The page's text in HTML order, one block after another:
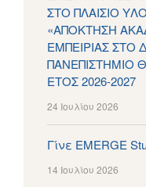
ΣΤΟ ΠΛΑΙΣΙΟ
«ΑΠΟΚΤΗΣΗ
ΕΜΠΕΙΡΙΑΣ ΣΤΟ
ΠΑΝΕΠΙΣΤΗΜΙΟ
ΕΤΟΣ 2026-2027
24 Ιουλίου 2026
Γίνε EMERGE
14 Ιουλίου 2026